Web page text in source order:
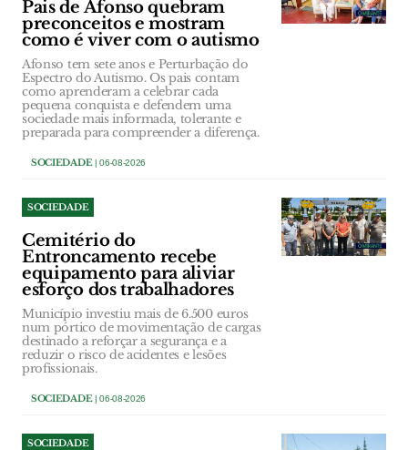
Pais de Afonso quebram
preconceitos e mostram
como é viver com o autismo
Afonso tem sete anos e Perturbação do
Espectro do Autismo. Os pais contam
como aprenderam a celebrar cada
pequena conquista e defendem uma
sociedade mais informada, tolerante e
preparada para compreender a diferença.
SOCIEDADE| 06-08-2026
SOCIEDADE
Cemitério do
Entroncamento recebe
equipamento para aliviar
esforço dos trabalhadores
Município investiu mais de 6.500 euros
num pórtico de movimentação de cargas
destinado a reforçar a segurança e a
reduzir o risco de acidentes e lesões
profissionais.
SOCIEDADE| 06-08-2026
SOCIEDADE